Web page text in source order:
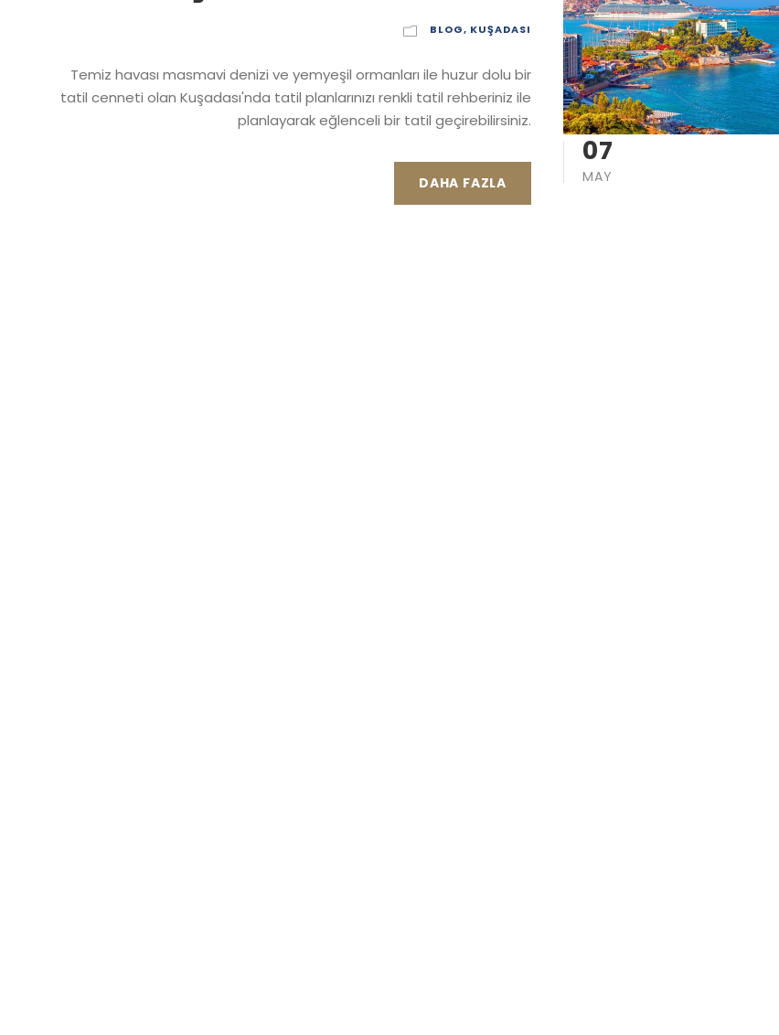
BLOG, KUŞADASI
Temiz havası masmavi denizi ve yemyeşil ormanları ile huzur dolu bir
tatil cenneti olan Kuşadası'nda tatil planlarınızı renkli tatil rehberiniz ile
planlayarak eğlenceli bir tatil geçirebilirsiniz.
DAHA FAZLA
07
MAY